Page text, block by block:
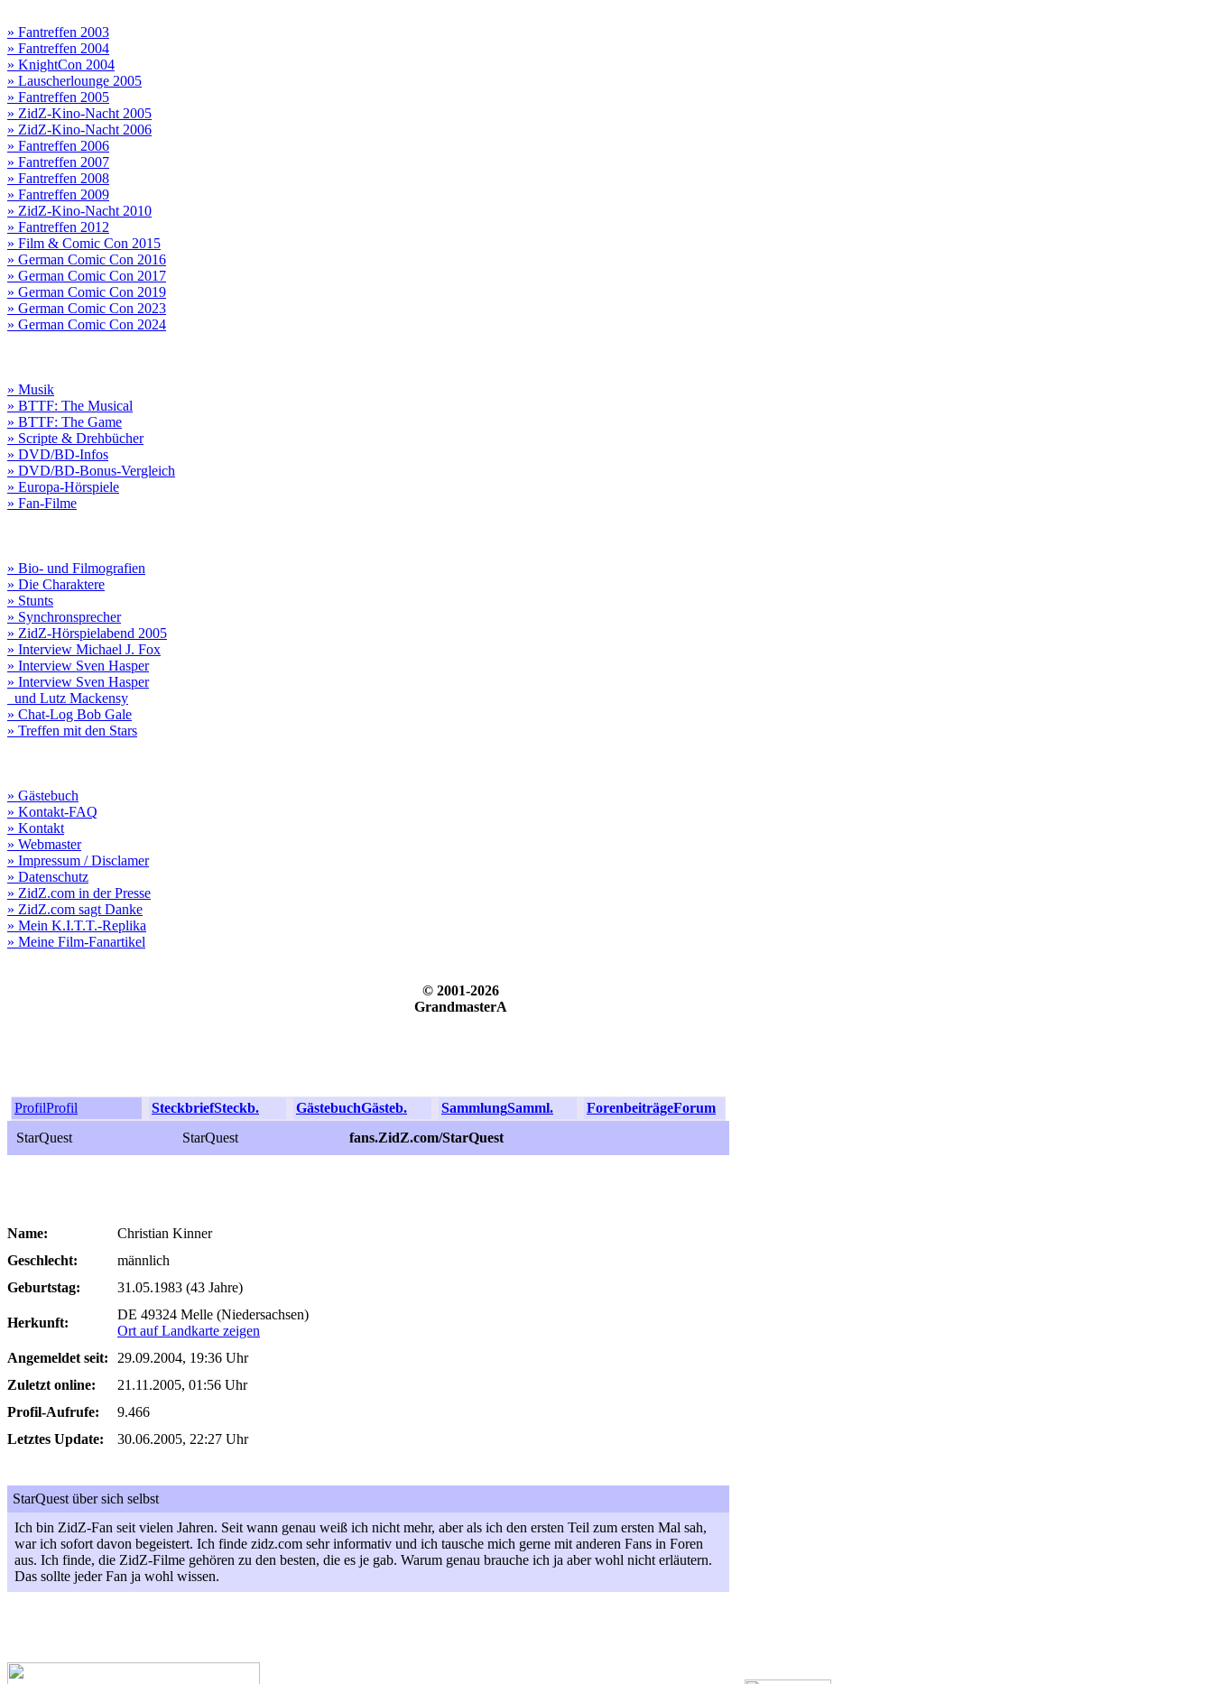
» Fantreffen 2003
» Fantreffen 2004
» KnightCon 2004
» Lauscherlounge 2005
» Fantreffen 2005
» ZidZ-Kino-Nacht 2005
» ZidZ-Kino-Nacht 2006
» Fantreffen 2006
» Fantreffen 2007
» Fantreffen 2008
» Fantreffen 2009
» ZidZ-Kino-Nacht 2010
» Fantreffen 2012
» Film & Comic Con 2015
» German Comic Con 2016
» German Comic Con 2017
» German Comic Con 2019
» German Comic Con 2023
» German Comic Con 2024
» Musik
» BTTF: The Musical
» BTTF: The Game
» Scripte & Drehbücher
» DVD/BD-Infos
» DVD/BD-Bonus-Vergleich
» Europa-Hörspiele
» Fan-Filme
» Bio- und Filmografien
» Die Charaktere
» Stunts
» Synchronsprecher
» ZidZ-Hörspielabend 2005
» Interview Michael J. Fox
» Interview Sven Hasper
» Interview Sven Hasper
und Lutz Mackensy
» Chat-Log Bob Gale
» Treffen mit den Stars
» Gästebuch
» Kontakt-FAQ
» Kontakt
» Webmaster
» Impressum / Disclamer
» Datenschutz
» ZidZ.com in der Presse
» ZidZ.com sagt Danke
» Mein K.I.T.T.-Replika
» Meine Film-Fanartikel
© 2001-2026
GrandmasterA
ProfilProfil SteckbriefSteckb. GästebuchGästeb. SammlungSamml. ForenbeiträgeForum
StarQuest
StarQuest fans.ZidZ.com/StarQuest
Name:
Christian Kinner
Geschlecht:
männlich
Geburtstag:
31.05.1983 (43 Jahre)
Herkunft:
DE 49324 Melle (Niedersachsen)
Ort auf Landkarte zeigen
Angemeldet seit:
29.09.2004, 19:36 Uhr
Zuletzt online:
21.11.2005, 01:56 Uhr
Profil-Aufrufe:
9.466
Letztes Update:
30.06.2005, 22:27 Uhr
StarQuest über sich selbst
Ich bin ZidZ-Fan seit vielen Jahren. Seit wann genau weiß ich nicht mehr, aber als ich den ersten Teil zum ersten Mal sah,
war ich sofort davon begeistert. Ich finde zidz.com sehr informativ und ich tausche mich gerne mit anderen Fans in Foren
aus. Ich finde, die ZidZ-Filme gehören zu den besten, die es je gab. Warum genau brauche ich ja aber wohl nicht erläutern.
Das sollte jeder Fan ja wohl wissen.